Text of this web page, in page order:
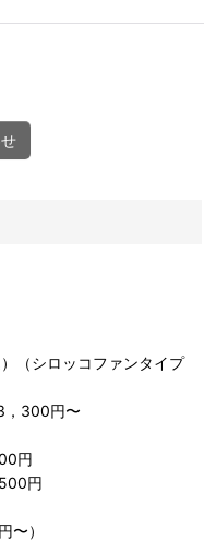
（シロッコファンタイプ
，300円〜
円
円
〜）